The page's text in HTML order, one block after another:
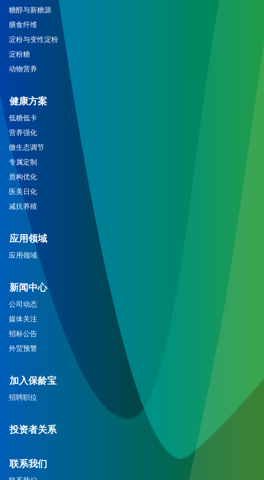
糖醇与新糖源
膳食纤维
淀粉与变性淀粉
淀粉糖
动物营养
健康方案
低糖低卡
营养强化
微生态调节
专属定制
质构优化
医美日化
减抗养殖
应用领域
应用领域
新闻中心
公司动态
媒体关注
招标公告
外贸预警
加入保龄宝
招聘职位
投资者关系
联系我们